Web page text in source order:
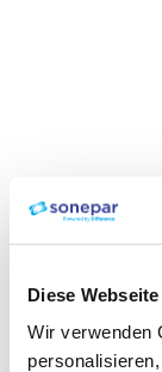
Diese
Wir verwenden